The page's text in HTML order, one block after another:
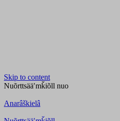
Skip to content
Nuõrttsääʹmǩiõll nuo
Anarâškielâ